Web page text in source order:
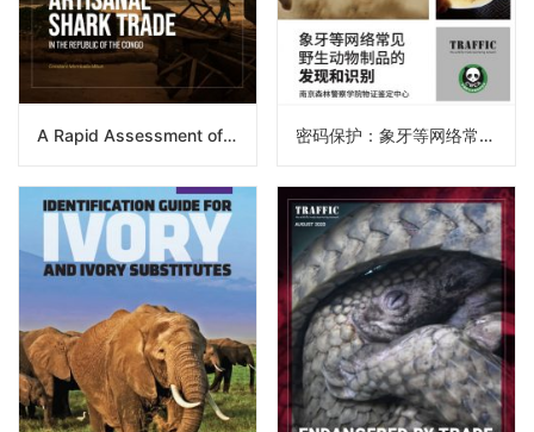
A Rapid Assessment of the Artisanal Shark Trade in the Republic of the Congo 密码保护：象牙等网络常见野生动物制品的发现和识别手册